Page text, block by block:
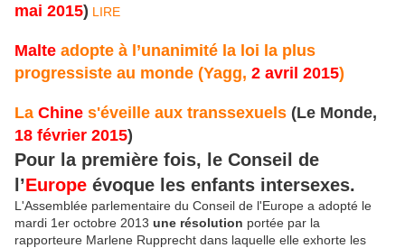
mai 2015) LIRE
Malte adopte à l’unanimité la loi la plus
progressiste au monde (Yagg, 2 avril 2015)
La Chine s'éveille aux transsexuels (Le Monde,
18 février 2015)
Pour la première fois, le Conseil de
l’Europe évoque les enfants intersexes.
L'Assemblée parlementaire du Conseil de l'Europe a adopté le
mardi 1er octobre 2013 une résolution portée par la
rapporteure Marlene Rupprecht dans laquelle elle exhorte les